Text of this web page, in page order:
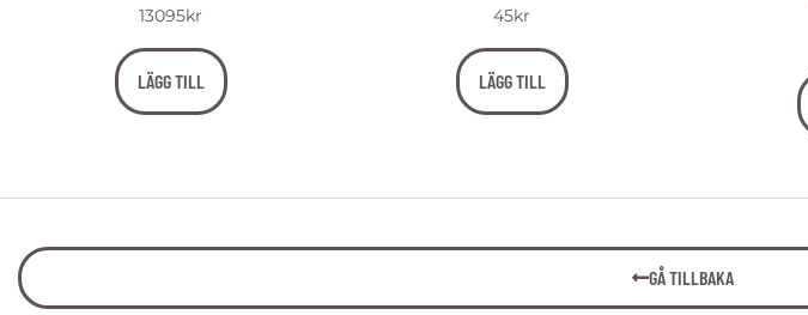
13095kr
LÄGG TILL
45kr
LÄGG TILL
GÅ TILLBAKA